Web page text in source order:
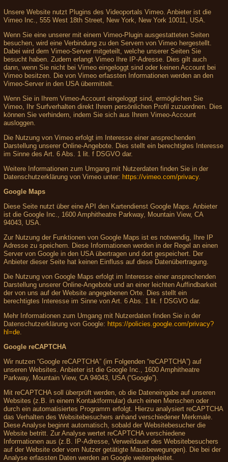
Unsere Website nutzt Plugins des Videoportals Vimeo. Anbieter ist die
Vimeo Inc., 555 West 18th Street, New York, New York 10011, USA.
Wenn Sie eine unserer mit einem Vimeo-Plugin ausgestatteten Seiten
besuchen, wird eine Verbindung zu den Servern von Vimeo hergestellt.
Dabei wird dem Vimeo-Server mitgeteilt, welche unserer Seiten Sie
besucht haben. Zudem erlangt Vimeo Ihre IP-Adresse. Dies gilt auch
dann, wenn Sie nicht bei Vimeo eingeloggt sind oder keinen Account bei
Vimeo besitzen. Die von Vimeo erfassten Informationen werden an den
Vimeo-Server in den USA übermittelt.
Wenn Sie in Ihrem Vimeo-Account eingeloggt sind, ermöglichen Sie
Vimeo, Ihr Surfverhalten direkt Ihrem persönlichen Profil zuzuordnen. Dies
können Sie verhindern, indem Sie sich aus Ihrem Vimeo-Account
ausloggen.
Die Nutzung von Vimeo erfolgt im Interesse einer ansprechenden
Darstellung unserer Online-Angebote. Dies stellt ein berechtigtes Interesse
im Sinne des Art. 6 Abs. 1 lit. f DSGVO dar.
Weitere Informationen zum Umgang mit Nutzerdaten finden Sie in der
Datenschutzerklärung von Vimeo unter: https://vimeo.com/privacy.
Google Maps
Diese Seite nutzt über eine API den Kartendienst Google Maps. Anbieter
ist die Google Inc., 1600 Amphitheatre Parkway, Mountain View, CA
94043, USA.
Zur Nutzung der Funktionen von Google Maps ist es notwendig, Ihre IP
Adresse zu speichern. Diese Informationen werden in der Regel an einen
Server von Google in den USA übertragen und dort gespeichert. Der
Anbieter dieser Seite hat keinen Einfluss auf diese Datenübertragung.
Die Nutzung von Google Maps erfolgt im Interesse einer ansprechenden
Darstellung unserer Online-Angebote und an einer leichten Auffindbarkeit
der von uns auf der Website angegebenen Orte. Dies stellt ein
berechtigtes Interesse im Sinne von Art. 6 Abs. 1 lit. f DSGVO dar.
Mehr Informationen zum Umgang mit Nutzerdaten finden Sie in der
Datenschutzerklärung von Google: https://policies.google.com/privacy?
hl=de
Google reCAPTCHA
Wir nutzen “Google reCAPTCHA” (im Folgenden “reCAPTCHA”) auf
unseren Websites. Anbieter ist die Google Inc., 1600 Amphitheatre
Parkway, Mountain View, CA 94043, USA (“Google”).
Mit reCAPTCHA soll überprüft werden, ob die Dateneingabe auf unseren
Websites (z.B. in einem Kontaktformular) durch einen Menschen oder
durch ein automatisiertes Programm erfolgt. Hierzu analysiert reCAPTCHA
das Verhalten des Websitebesuchers anhand verschiedener Merkmale.
Diese Analyse beginnt automatisch, sobald der Websitebesucher die
Website betritt. Zur Analyse wertet reCAPTCHA verschiedene
Informationen aus (z.B. IP-Adresse, Verweildauer des Websitebesuchers
auf der Website oder vom Nutzer getätigte Mausbewegungen). Die bei der
Analyse erfassten Daten werden an Google weitergeleitet.